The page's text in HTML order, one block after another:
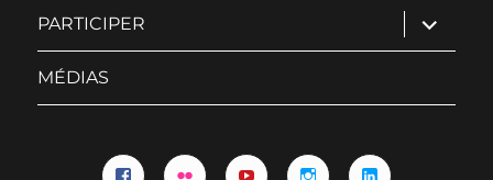
PARTICIPER ouvrir
le
sous-
MÉDIAS